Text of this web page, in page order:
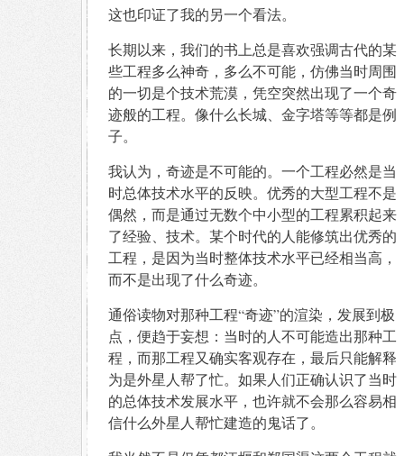
这也印证了我的另一个看法。
长期以来，我们的书上总是喜欢强调古代的某
些工程多么神奇，多么不可能，仿佛当时周围
的一切是个技术荒漠，凭空突然出现了一个奇
迹般的工程。像什么长城、金字塔等等都是例
子。
我认为，奇迹是不可能的。一个工程必然是当
时总体技术水平的反映。优秀的大型工程不是
偶然，而是通过无数个中小型的工程累积起来
了经验、技术。某个时代的人能修筑出优秀的
工程，是因为当时整体技术水平已经相当高，
而不是出现了什么奇迹。
通俗读物对那种工程“奇迹”的渲染，发展到极
点，便趋于妄想：当时的人不可能造出那种工
程，而那工程又确实客观存在，最后只能解释
为是外星人帮了忙。如果人们正确认识了当时
的总体技术发展水平，也许就不会那么容易相
信什么外星人帮忙建造的鬼话了。